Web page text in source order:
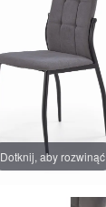
Dotknij, aby rozwinąć